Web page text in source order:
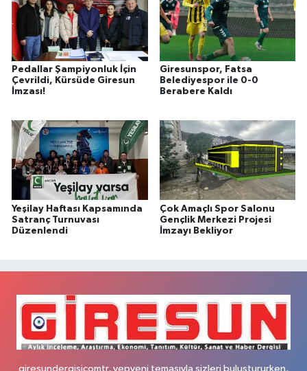
Pedallar Şampiyonluk İçin
Çevrildi, Kürsüde Giresun
İmzası!
Giresunspor, Fatsa
Belediyespor ile 0-0
Berabere Kaldı
Yeşilay Haftası Kapsamında
Satranç Turnuvası
Düzenlendi
Çok Amaçlı Spor Salonu
Gençlik Merkezi Projesi
İmzayı Bekliyor
giresundergisicomtr, yepyeni temasıyla sizleri buluştururken,